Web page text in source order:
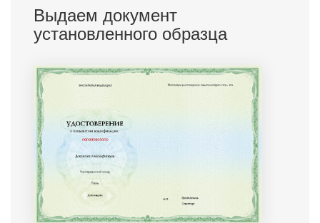
Выдаем документ
установленного образца